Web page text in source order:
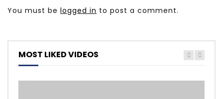
You must be logged in to post a comment.
MOST LIKED VIDEOS